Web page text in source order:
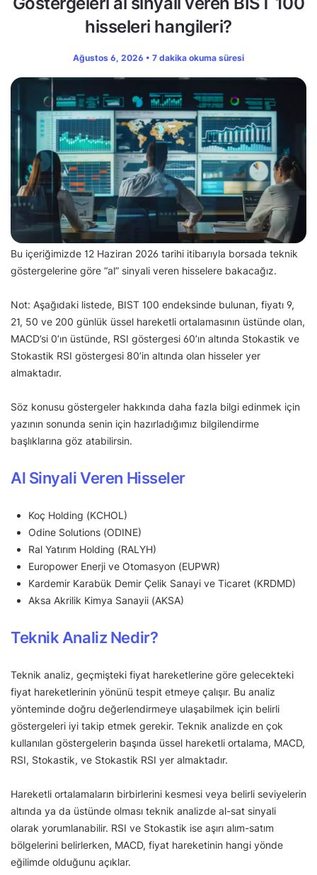
hisseleri hangileri?
Ağustos 6, 2026 • 7 dakika okuma süresi
Bu içeriğimizde 12 Haziran 2026 tarihi itibarıyla borsada teknik
göstergelerine göre “al” sinyali veren hisselere bakacağız.
Not: Aşağıdaki listede, BIST 100 endeksinde bulunan, fiyatı 9,
21, 50 ve 200 günlük üssel hareketli ortalamasının üstünde olan,
MACD’si 0’ın üstünde, RSI göstergesi 60’ın altında Stokastik ve
Stokastik RSI göstergesi 80’in altında olan hisseler yer
almaktadır.
Söz konusu göstergeler hakkında daha fazla bilgi edinmek için
yazının sonunda senin için hazırladığımız bilgilendirme
başlıklarına göz atabilirsin.
Al Sinyali Veren Hisseler
Koç Holding (KCHOL)
Odine Solutions (ODINE)
Ral Yatırım Holding (RALYH)
Europower Enerji ve Otomasyon (EUPWR)
Kardemir Karabük Demir Çelik Sanayi ve Ticaret (KRDMD)
Aksa Akrilik Kimya Sanayii (AKSA)
Teknik Analiz Nedir?
Teknik analiz, geçmişteki fiyat hareketlerine göre gelecekteki
fiyat hareketlerinin yönünü tespit etmeye çalışır. Bu analiz
yönteminde doğru değerlendirmeye ulaşabilmek için belirli
göstergeleri iyi takip etmek gerekir. Teknik analizde en çok
kullanılan göstergelerin başında üssel hareketli ortalama, MACD,
RSI, Stokastik, ve Stokastik RSI yer almaktadır.
Hareketli ortalamaların birbirlerini kesmesi veya belirli seviyelerin
altında ya da üstünde olması teknik analizde al-sat sinyali
olarak yorumlanabilir. RSI ve Stokastik ise aşırı alım-satım
bölgelerini belirlerken, MACD, fiyat hareketinin hangi yönde
eğilimde olduğunu açıklar.